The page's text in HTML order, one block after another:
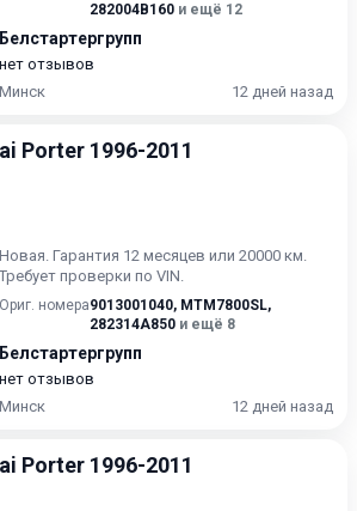
282004B160 и ещё 12
Белстартергрупп
нет отзывов
Минск
12 дней назад
Porter 1996-2011
Новая. Гарантия 12 месяцев или 20000 км.
Требует проверки по VIN.
Ориг. номера9013001040, MTM7800SL,
282314A850 и ещё 8
Белстартергрупп
нет отзывов
Минск
12 дней назад
Porter 1996-2011